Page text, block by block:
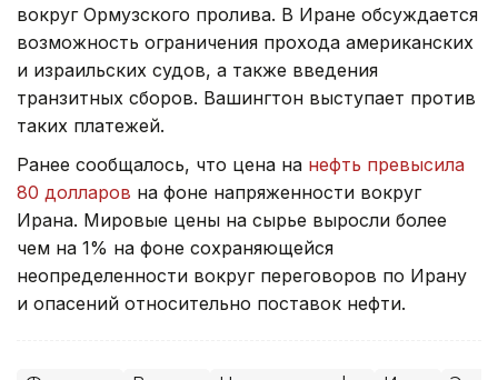
вокруг Ормузского пролива. В Иране обсуждается
возможность ограничения прохода американских
и израильских судов, а также введения
транзитных сборов. Вашингтон выступает против
таких платежей.
Ранее сообщалось, что цена на нефть превысила
80 долларов на фоне напряженности вокруг
Ирана. Мировые цены на сырье выросли более
чем на 1% на фоне сохраняющейся
неопределенности вокруг переговоров по Ирану
и опасений относительно поставок нефти.